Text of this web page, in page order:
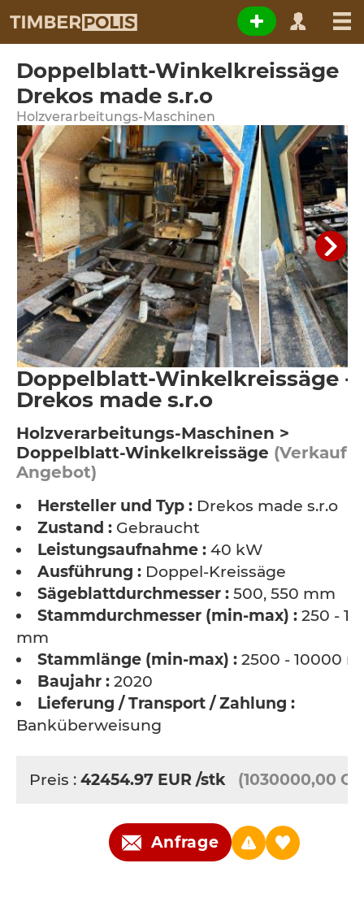
Doppelblatt-Winkelkreissäge
Drekos made s.r.o
Holzverarbeitungs-Maschinen
Doppelblatt-Winkelkreissäge -
Drekos made s.r.o
Holzverarbeitungs-Maschinen >
Doppelblatt-Winkelkreissäge (Verkauf /
Angebot)
Hersteller und Typ : Drekos made s.r.o
Zustand : Gebraucht
Leistungsaufnahme : 40 kW
Ausführung : Doppel-Kreissäge
Sägeblattdurchmesser : 500, 550 mm
Stammdurchmesser (min-max) : 250 -
mm
Stammlänge (min-max) : 2500 - 10000
Baujahr : 2020
Lieferung / Transport / Zahlung :
Banküberweisung
Preis : 42454.97 EUR /stk (1030000,00
Anfrage